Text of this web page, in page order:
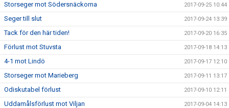
Storseger mot Södersnäckorna 2017-09-25 10:44
Seger till slut 2017-09-24 13:39
Tack för den här tiden! 2017-09-20 16:35
Förlust mot Stuvsta 2017-09-18 14:13
4-1 mot Lindö 2017-09-17 12:10
Storseger mot Marieberg 2017-09-11 13:17
Odiskutabel förlust 2017-09-10 12:11
Uddamålsförlust mot Viljan 2017-09-04 14:13